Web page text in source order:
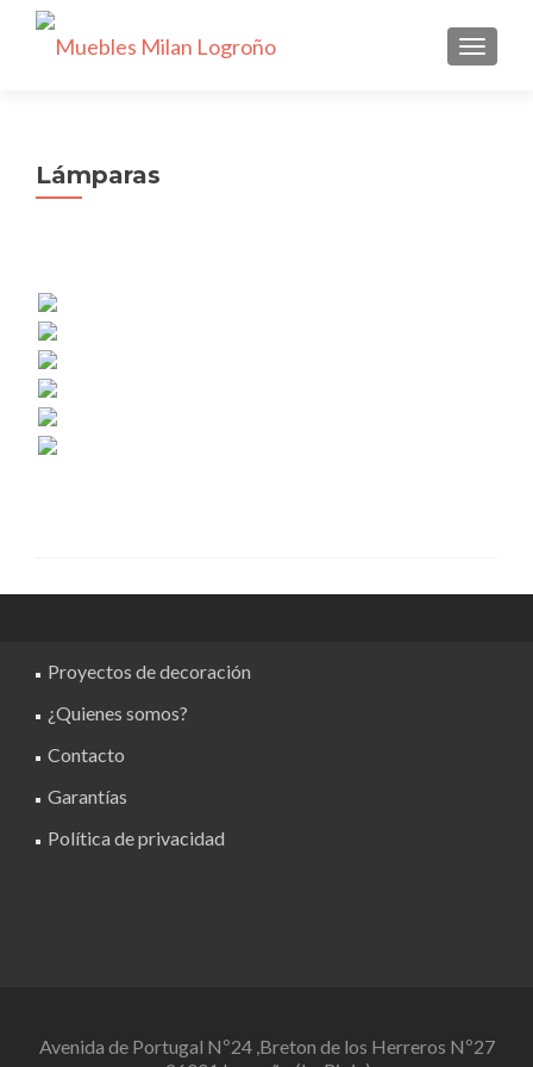
Lámparas
Proyectos de decoración
¿Quienes somos?
Contacto
Garantías
Política de privacidad
Avenida de Portugal Nº24 ,Breton de los Herreros Nº27